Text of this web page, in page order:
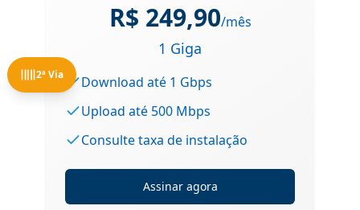
2ª Via
R$ 249,90/mês
1 Giga
Download até 1 Gbps
Upload até 500 Mbps
Consulte taxa de instalação
Assinar agora